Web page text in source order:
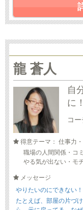
龍 蒼人
自
に！
コ
得意テーマ： 仕事力
職場の人間関係・コ
やる気が出ない・モ
メッセージ
やりたいのにできない
たとえば、部屋の片づ